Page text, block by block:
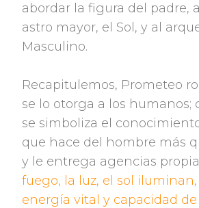
abordar la figura del padre,
astro mayor, el Sol, y al
Masculino.
Recapitulemos, Prometeo
se lo otorga a los humanos;
se simboliza el
que hace del hombre más
y le entrega agencias
fuego, la luz, el sol
energía vital y capacidad